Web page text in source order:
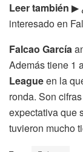
Leer también ▶
interesado en
Falcao García
Además tiene 1
Leagueen la
ronda. Son
expectativa que
tuvieron mucho